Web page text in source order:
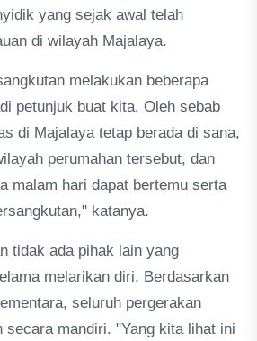
yang sejak awal telah
di wilayah Majalaya.
melakukan beberapa
petunjuk buat kita. Oleh sebab
di Majalaya tetap berada di sana,
perumahan tersebut, dan
malam hari dapat bertemu serta
katanya.
tidak ada pihak lain yang
melarikan diri. Berdasarkan
seluruh pergerakan
secara mandiri. "Yang kita lihat ini